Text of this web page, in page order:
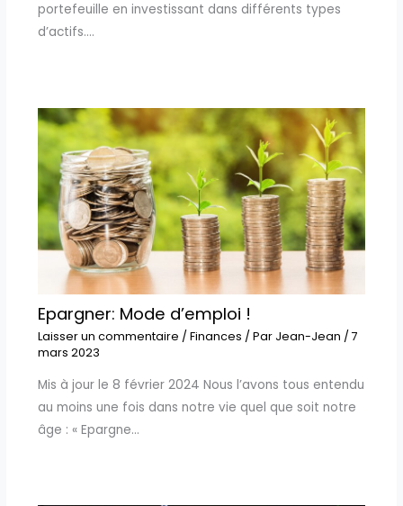
portefeuille en investissant dans différents types
d’actifs.…
Epargner: Mode d’emploi !
Laisser un commentaire / Finances / Par Jean-Jean / 7
mars 2023
Mis à jour le 8 février 2024 Nous l’avons tous entendu
au moins une fois dans notre vie quel que soit notre
âge : « Epargne…